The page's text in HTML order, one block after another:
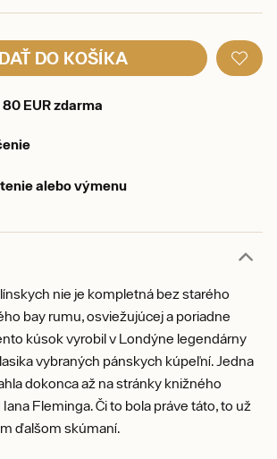
DO KOŠÍKA
EUR zdarma
alebo výmenu
nie je kompletná bez starého
bay rumu, osviežujúcej a poriadne
kúsok vyrobil v Londýne legendárny
vybraných pánskych kúpeľní. Jedna
dokonca až na stránky knižného
Fleminga. Či to bola práve táto, to už
ďalšom skúmaní.